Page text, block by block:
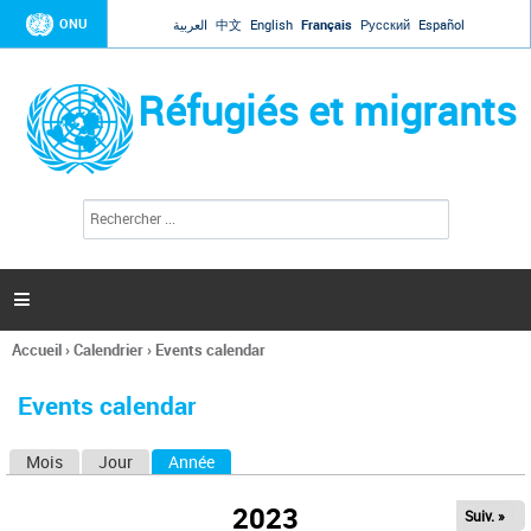
Jump to navigation
ONU العربية 中文 English Français Русский Español
Réfugiés et migrants
l
c
h
e

Vous
ici
Accueil›Calendrier› Events calendar
Events calendar
Mois Jour Année
2023 Suiv. »